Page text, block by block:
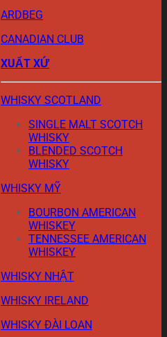
ARDBEG
CANADIAN CLUB
XUẤT XỨ
WHISKY SCOTLAND
SINGLE MALT SCOTCH
WHISKY
BLENDED SCOTCH
WHISKY
WHISKY MỸ
BOURBON AMERICAN
WHISKEY
TENNESSEE AMERICAN
WHISKEY
WHISKY NHẬT
WHISKY IRELAND
WHISKY ĐÀI LOAN